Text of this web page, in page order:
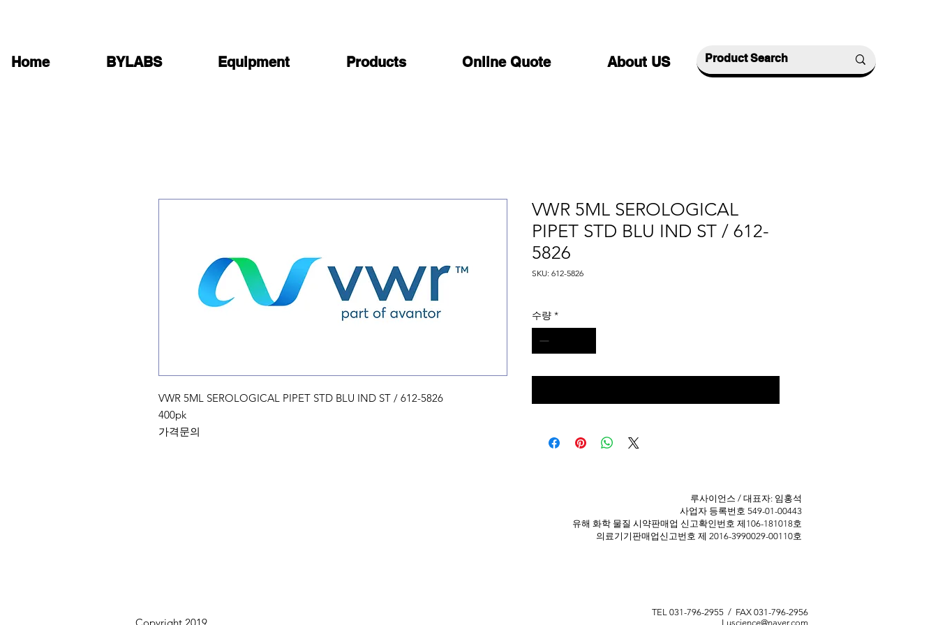
Home BYLABS Equipment Products Online Quote About US
VWR 5ML SEROLOGICAL PIPET STD BLU IND ST / 612-5826
400pk
가격문의
VWR 5ML SEROLOGICAL
PIPET STD BLU IND ST / 612-
5826
SKU: 612-5826
수량 *
​루사이언스 / 대표자: 임홍석
사업자 등록번호 549-01-00443
유해 화학 물질 ​시약판매업 신고확인번호 제106-181018호
의료기기판매업신고번호 제 2016-3990029-00110호
TEL 031-796-2955 / FAX 031-796-2956
Luscience@naver.com